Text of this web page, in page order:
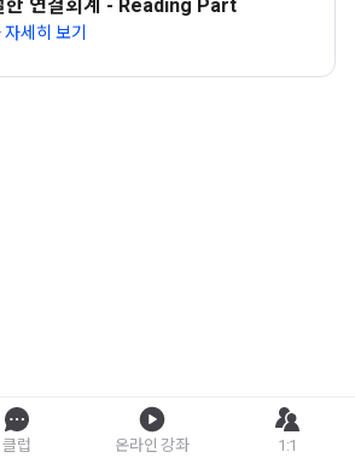
한 연결회계 - Reading Part
자세히 보기
클럽 온라인 강좌 1:1